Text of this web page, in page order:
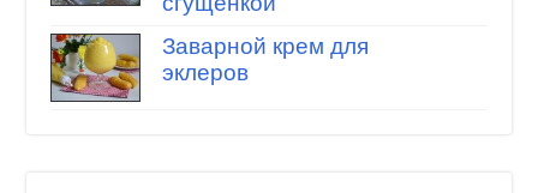
Заварной крем для
эклеров